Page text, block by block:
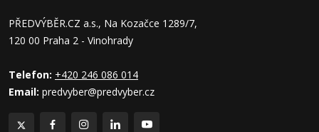
PŘEDVÝBĚR.CZ a.s., Na Kozačce 1289/7,
120 00 Praha 2 - Vinohrady
Telefon: +420 246 086 014
Email: predvyber@predvyber.cz